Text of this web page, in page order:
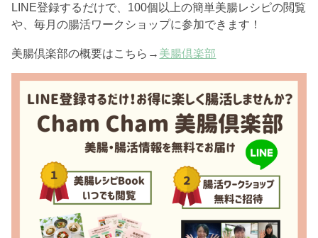
LINE登録するだけで、100個以上の簡単美腸レシピの閲覧
や、毎月の腸活ワークショップに参加できます！
美腸倶楽部の概要はこちら→ 美腸倶楽部